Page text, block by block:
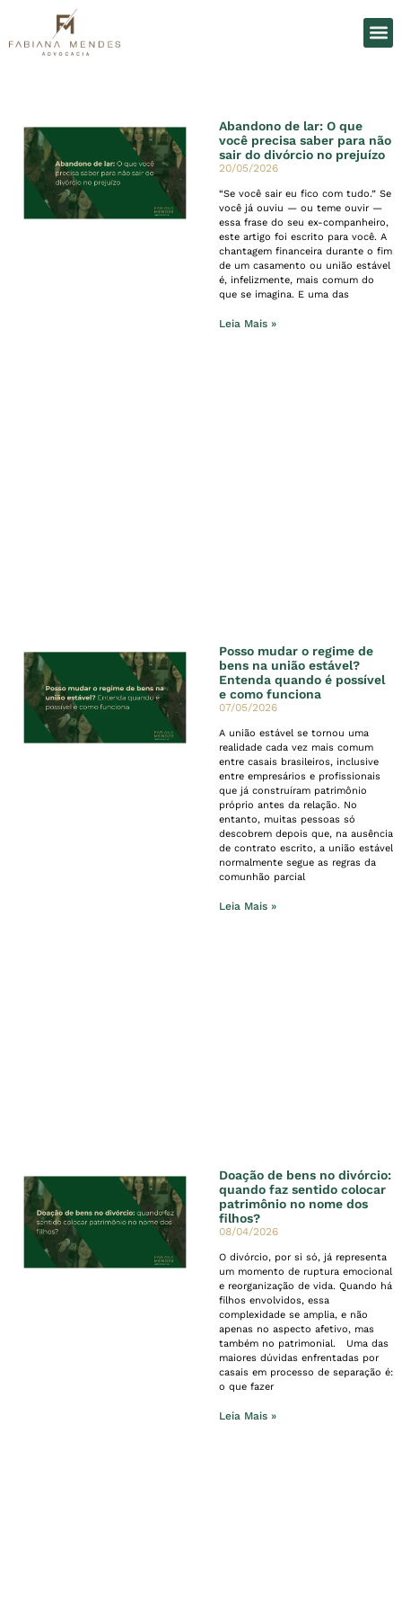
Abandono de lar: O que
você precisa saber para não
sair do divórcio no prejuízo
20/05/2026
“Se você sair eu fico com tudo.” Se
você já ouviu — ou teme ouvir —
essa frase do seu ex-companheiro,
este artigo foi escrito para você. A
chantagem financeira durante o fim
de um casamento ou união estável
é, infelizmente, mais comum do
que se imagina. E uma das
Leia Mais »
Posso mudar o regime de
bens na união estável?
Entenda quando é possível
e como funciona
07/05/2026
A união estável se tornou uma
realidade cada vez mais comum
entre casais brasileiros, inclusive
entre empresários e profissionais
que já construíram patrimônio
próprio antes da relação. No
entanto, muitas pessoas só
descobrem depois que, na ausência
de contrato escrito, a união estável
normalmente segue as regras da
comunhão parcial
Leia Mais »
Doação de bens no divórcio:
quando faz sentido colocar
patrimônio no nome dos
filhos?
08/04/2026
O divórcio, por si só, já representa
um momento de ruptura emocional
e reorganização de vida. Quando há
filhos envolvidos, essa
complexidade se amplia, e não
apenas no aspecto afetivo, mas
também no patrimonial. Uma das
maiores dúvidas enfrentadas por
casais em processo de separação é:
o que fazer
Leia Mais »